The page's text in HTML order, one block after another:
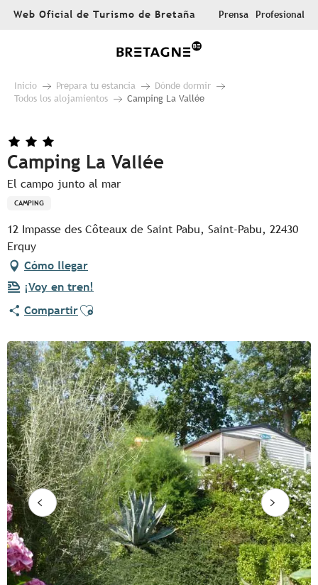
AllerWeb Oficial de Turismo de Bretaña Prensa Profesional
Inicio Prepara tu estancia
Dónde dormir
Todos los alojamientos
Camping La Vallée
Camping La Vallée
El campo junto al mar
CAMPING
12 Impasse des Côteaux de Saint Pabu, Saint-Pabu, 22430
Erquy
Cómo llegar
¡Voy en tren!
CompartirAjouter aux favoris